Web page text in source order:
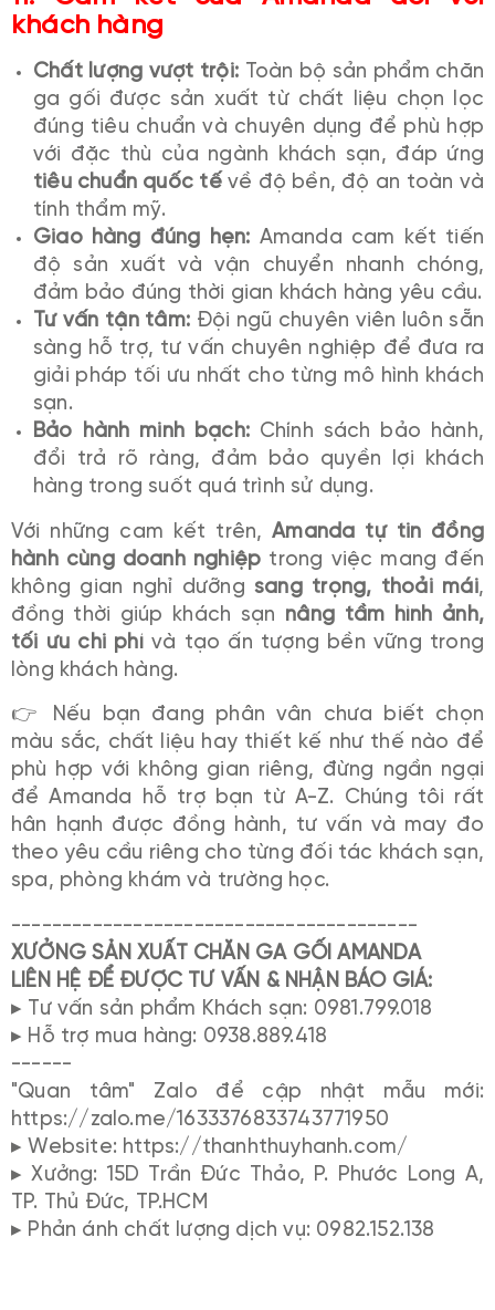
khách hàng
Chất lượng vượt trội: Toàn bộ sản phẩm chăn
ga gối được sản xuất từ chất liệu chọn lọc
đúng tiêu chuẩn và chuyên dụng để phù hợp
với đặc thù của ngành khách sạn, đáp ứng
tiêu chuẩn quốc tếvề độ bền, độ an toàn và
tính thẩm mỹ.
Giao hàng đúng hẹn: Amanda cam kết tiến
độ sản xuất và vận chuyển nhanh chóng,
đảm bảo đúng thời gian khách hàng yêu cầu.
Tư vấn tận tâm: Đội ngũ chuyên viên luôn sẵn
sàng hỗ trợ, tư vấn chuyên nghiệp để đưa ra
giải pháp tối ưu nhất cho từng mô hình khách
sạn.
Bảo hành minh bạch:Chính sách bảo hành,
đổi trả rõ ràng, đảm bảo quyền lợi khách
hàng trong suốt quá trình sử dụng.
Với những cam kết trên,Amanda tự tin đồng
hành cùng doanh nghiệp trong việc mang đến
không gian nghỉ dưỡngsang trọng, thoải mái,
đồng thời giúp khách sạn nâng tầm hình ảnh,
tối ưu chi phívà tạo ấn tượng bền vững trong
lòng khách hàng.
👉 Nếu bạn đang phân vân chưa biết chọn
màu sắc, chất liệu hay thiết kế như thế nào để
phù hợp với không gian riêng, đừng ngần ngại
để Amanda hỗ trợ bạn từ A-Z. Chúng tôi rất
hân hạnh được đồng hành, tư vấn và may đo
theo yêu cầu riêng cho từng đối tác khách sạn,
spa, phòng khám và trường học.
----------------------------------------
XƯỞNG SẢN XUẤT CHĂN GA GỐI AMANDA
LIÊN HỆ ĐỂ ĐƯỢC TƯ VẤN & NHẬN BÁO GIÁ:
▸ Tư vấn sản phẩm Khách sạn: 0981.799.018
▸ Hỗ trợ mua hàng: 0938.889.418
------
"Quan tâm" Zalo để cập nhật mẫu mới:
https://zalo.me/1633376833743771950
▸ Website: https://thanhthuyhanh.com/
▸ Xưởng: 15D Trần Đức Thảo, P. Phước Long A,
TP. Thủ Đức, TP.HCM
▸ Phản ánh chất lượng dịch vụ: 0982.152.138